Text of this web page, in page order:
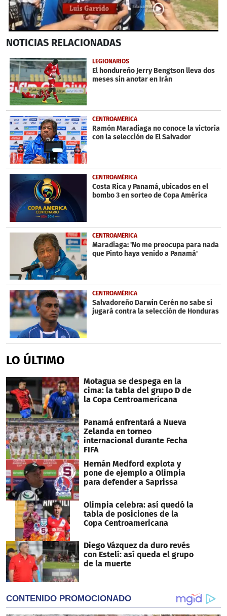
seconds
29
seconds
NOTICIAS RELACIONADAS
LEGIONARIOS
El hondureño Jerry Bengtson lleva dos
meses sin anotar en Irán
CENTROAMÉRICA
Ramón Maradiaga no conoce la victoria
con la selección de El Salvador
CENTROAMÉRICA
Costa Rica y Panamá, ubicados en el
bombo 3 en sorteo de Copa América
CENTROAMÉRICA
Maradiaga: 'No me preocupa para nada
que Pinto haya venido a Panamá'
CENTROAMÉRICA
Salvadoreño Darwin Cerén no sabe si
jugará contra la selección de Honduras
LO ÚLTIMO
Motagua se despega en la
cima: la tabla del grupo D de
la Copa Centroamericana
Panamá enfrentará a Nueva
Zelanda en torneo
internacional durante Fecha
FIFA
Hernán Medford explota y
pone de ejemplo a Olimpia
para defender a Saprissa
Olimpia celebra: así quedó la
tabla de posiciones de la
Copa Centroamericana
Diego Vázquez da duro revés
con Estelí: así queda el grupo
de la muerte